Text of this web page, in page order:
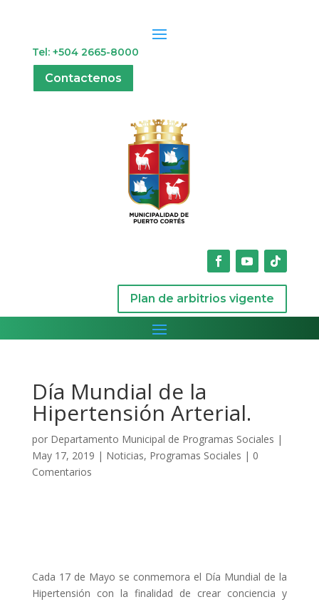
Tel: +504 2665-8000
Contactenos
Plan de arbitrios vigente
Día Mundial de la
Hipertensión Arterial.
por Departamento Municipal de Programas Sociales |
May 17, 2019 | Noticias, Programas Sociales | 0
Comentarios
Cada 17 de Mayo se conmemora el Día Mundial de la
Hipertensión con la finalidad de crear conciencia y